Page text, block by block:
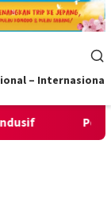
– Internasional
Amankan